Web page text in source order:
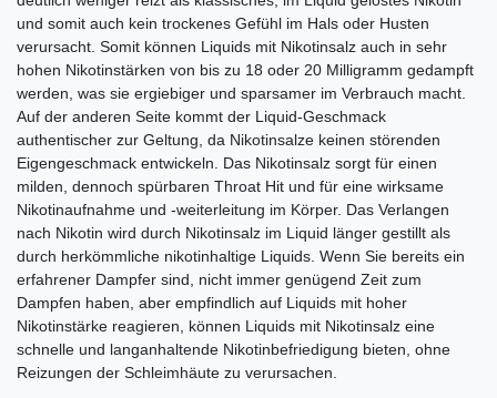
und somit auch kein trockenes Gefühl im Hals oder Husten
verursacht. Somit können Liquids mit Nikotinsalz auch in sehr
hohen Nikotinstärken von bis zu 18 oder 20 Milligramm gedampft
werden, was sie ergiebiger und sparsamer im Verbrauch macht.
Auf der anderen Seite kommt der Liquid-Geschmack
authentischer zur Geltung, da Nikotinsalze keinen störenden
Eigengeschmack entwickeln. Das Nikotinsalz sorgt für einen
milden, dennoch spürbaren Throat Hit und für eine wirksame
Nikotinaufnahme und -weiterleitung im Körper. Das Verlangen
nach Nikotin wird durch Nikotinsalz im Liquid länger gestillt als
durch herkömmliche nikotinhaltige Liquids. Wenn Sie bereits ein
erfahrener Dampfer sind, nicht immer genügend Zeit zum
Dampfen haben, aber empfindlich auf Liquids mit hoher
Nikotinstärke reagieren, können Liquids mit Nikotinsalz eine
schnelle und langanhaltende Nikotinbefriedigung bieten, ohne
Reizungen der Schleimhäute zu verursachen.